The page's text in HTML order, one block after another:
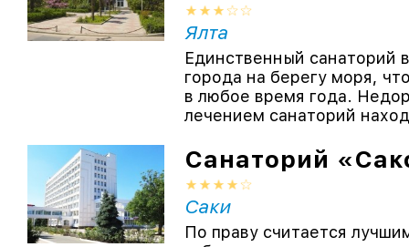
Ялта
Единственный санаторий
города на берегу моря,
в любое время года.
лечением санаторий
Санаторий
Саки
По праву считается